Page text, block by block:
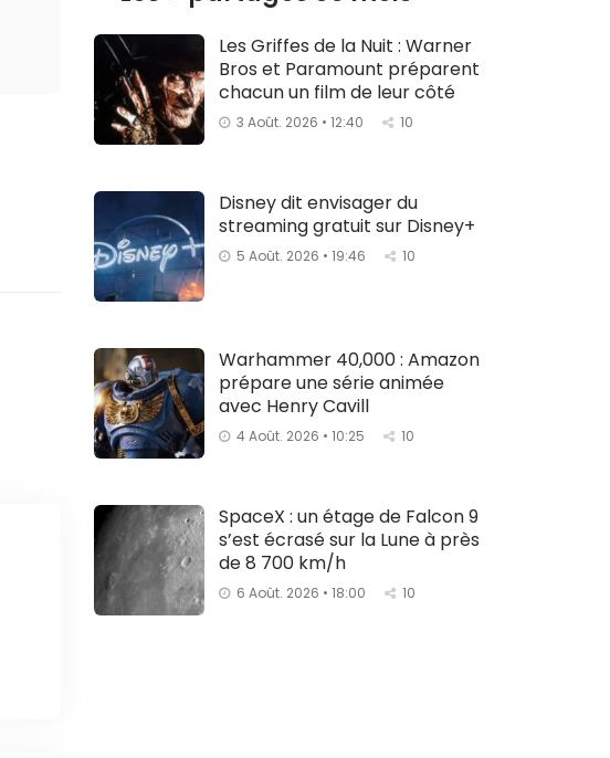
Les Griffes de la Nuit : Warner
Bros et Paramount préparent
chacun un film de leur côté
3 Août. 2026 • 12:40 10
Disney dit envisager du
streaming gratuit sur Disney+
5 Août. 2026 • 19:46 10
Warhammer 40,000 : Amazon
prépare une série animée
avec Henry Cavill
4 Août. 2026 • 10:25 10
SpaceX : un étage de Falcon 9
s’est écrasé sur la Lune à près
de 8 700 km/h
6 Août. 2026 • 18:00 10